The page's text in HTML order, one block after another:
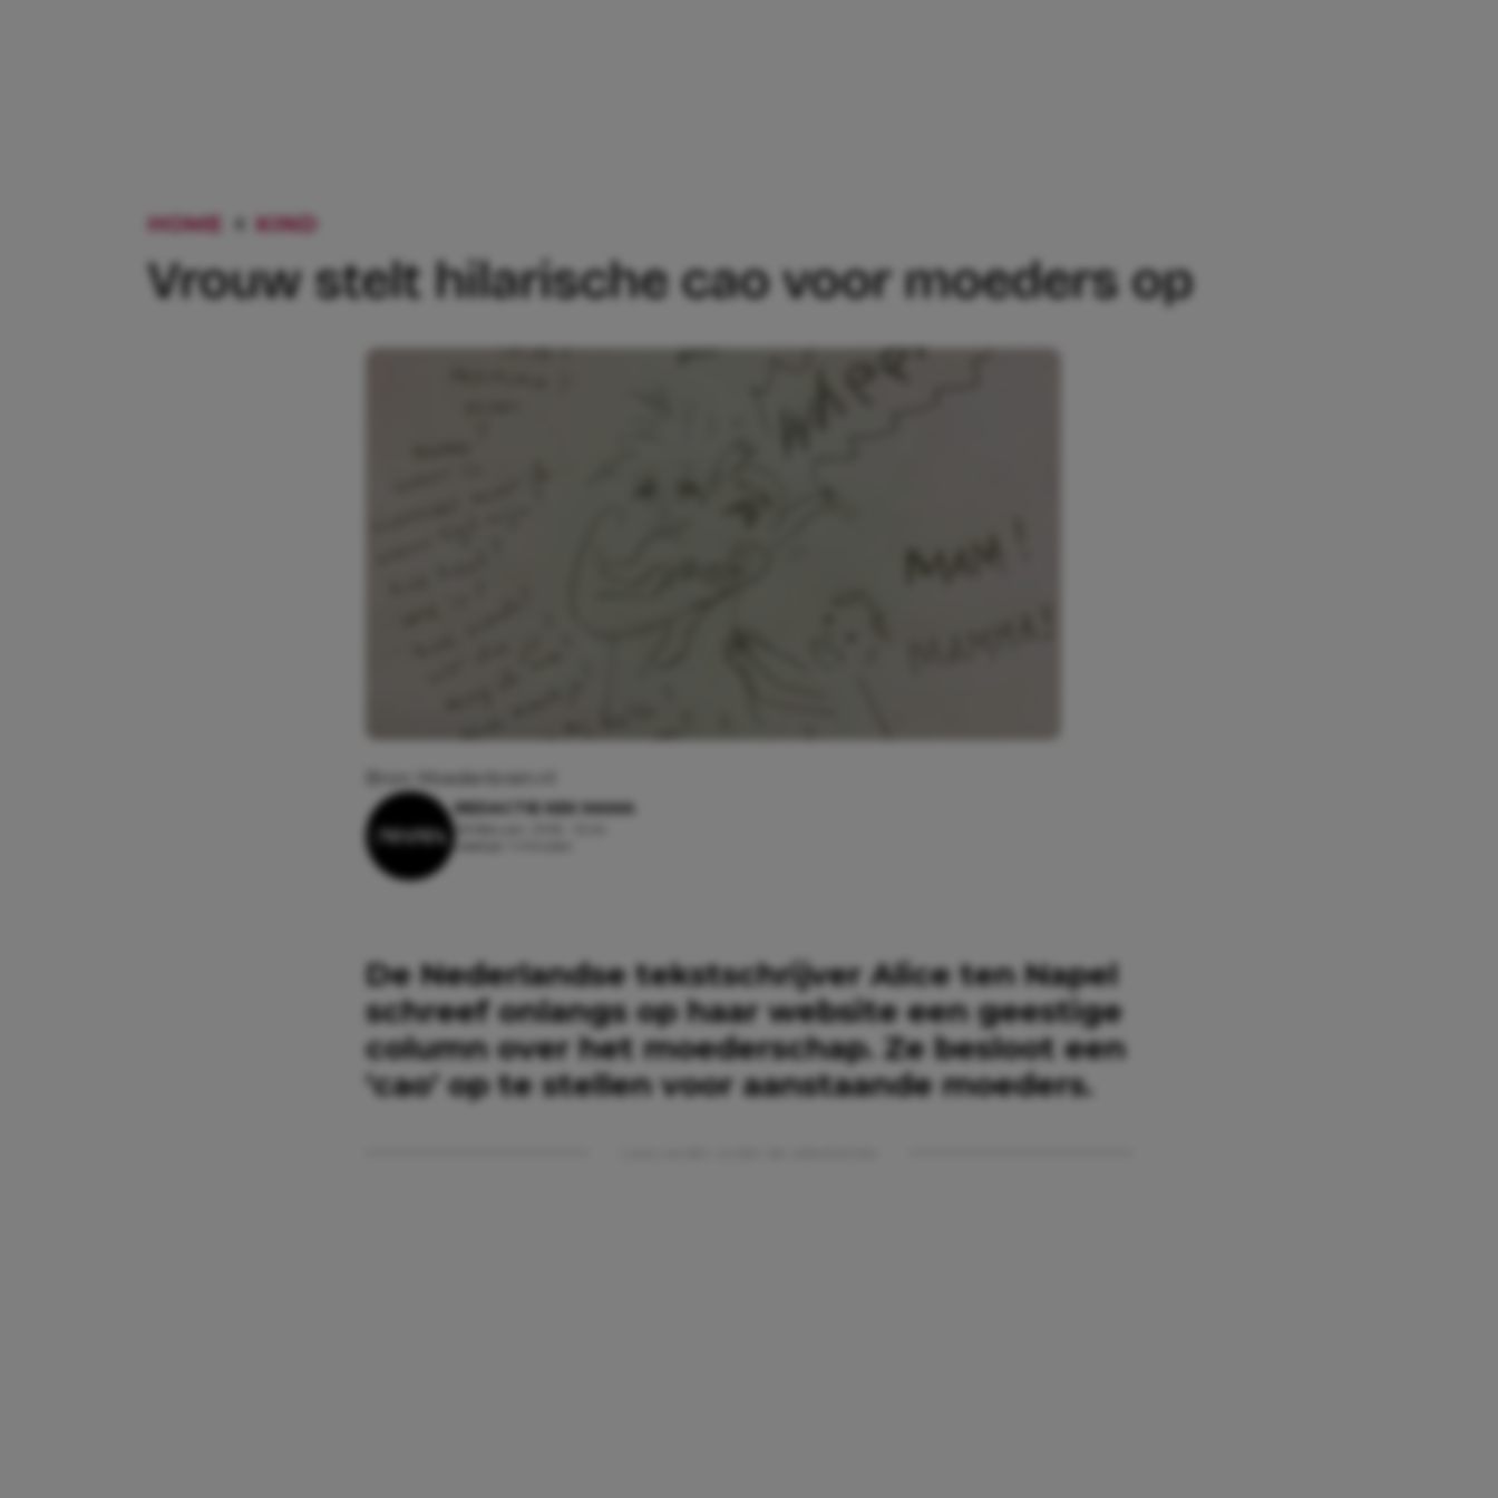
HOME KIND
Vrouw stelt hilarische cao voor moeders op
De Nederlandse tekstschrijver Alice ten Napel
schreef onlangs op haar website een geestige
column over het moederschap. Ze besloot een
‘cao’ op te stellen voor aanstaande moeders.